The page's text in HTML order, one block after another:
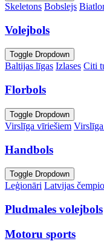
Skeletons Bobslejs
Volejbols
Toggle Dropdown
Baltijas līgas Izlases Citi
Florbols
Toggle Dropdown
Virslīga vīriešiem
Handbols
Toggle Dropdown
Leģionāri Latvijas
Pludmales volejbols
Motoru sports